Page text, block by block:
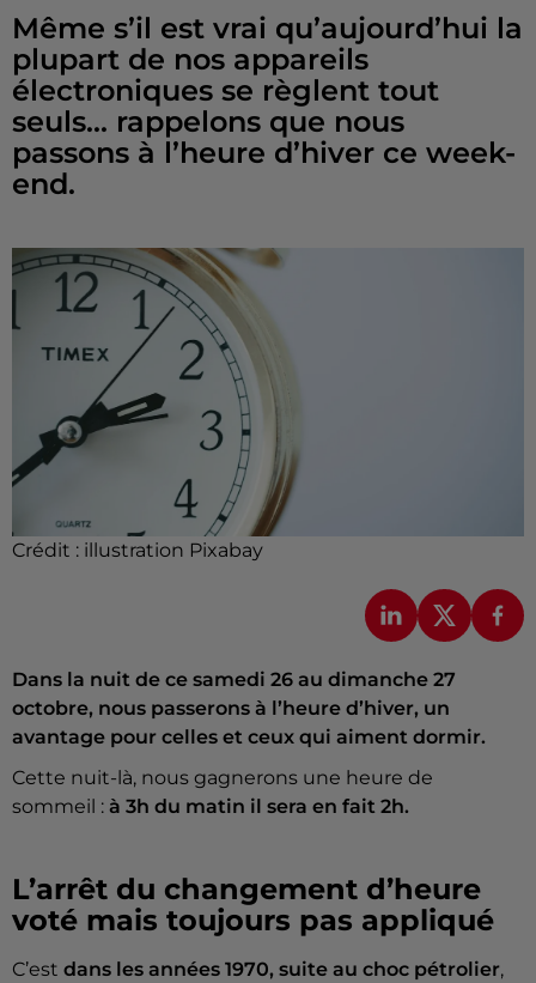
Même s’il est vrai qu’aujourd’hui la
plupart de nos appareils
électroniques se règlent tout
seuls... rappelons que nous
passons à l’heure d’hiver ce week-
end.
Crédit : illustration Pixabay
Dans la nuit de ce samedi 26 au dimanche 27
octobre, nous passerons à l’heure d’hiver, un
avantage pour celles et ceux qui aiment dormir.
Cette nuit-là, nous gagnerons une heure de
sommeil : à 3h du matin il sera en fait 2h.
L’arrêt du changement d’heure
voté mais toujours pas appliqué
C’est dans les années 1970, suite au choc pétrolier,